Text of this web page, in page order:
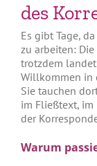
des
Es gibt Tage,
zu arbeiten:
trotzdem
Willkommen in
Sie tauchen
im Fließtext, im
der
Warum